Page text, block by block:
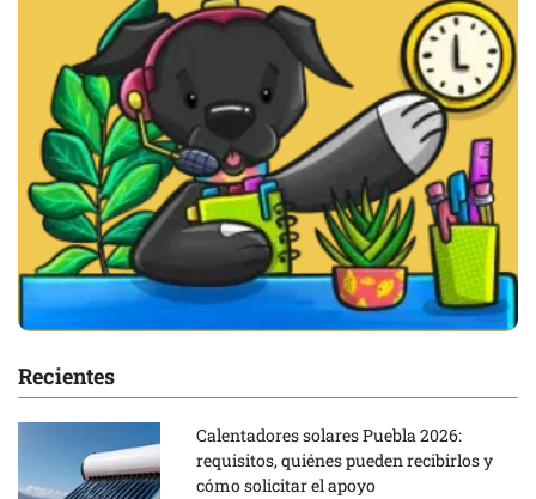
Recientes
Calentadores solares Puebla 2026:
requisitos, quiénes pueden recibirlos y
cómo solicitar el apoyo